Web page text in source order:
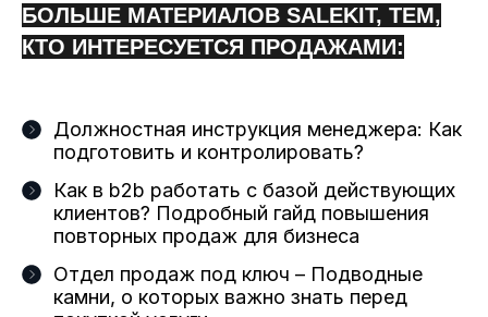
БОЛЬШЕ МАТЕРИАЛОВ SALEKIT, ТЕМ,
КТО ИНТЕРЕСУЕТСЯ ПРОДАЖАМИ:
Должностная инструкция менеджера: Как
подготовить и контролировать?
Как в b2b работать с базой действующих
клиентов? Подробный гайд повышения
повторных продаж для бизнеса
Отдел продаж под ключ – Подводные
камни, о которых важно знать перед